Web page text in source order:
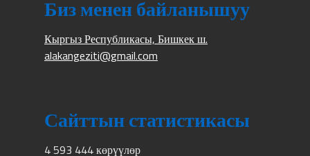
Биз менен байланышуу
Кыргыз Республикасы, Бишкек ш.
alakangeziti@gmail.com
Сайттын статистикасы
4 593 444 көрүүлөр